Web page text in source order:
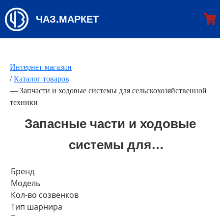
ЧАЗ.МАРКЕТ
Интернет-магазин
/Каталог товаров
— Запчасти и ходовые системы для сельскохозяйственной
техники
Запасные части и ходовые
системы для
Бренд
Модель
Кол-во созвенков
Тип шарнира